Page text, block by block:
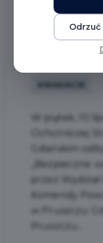
W piątek, 10
Ochotniczej
Gdańskim
„Bezpieczne
przez
Komendy
w Pruszczu